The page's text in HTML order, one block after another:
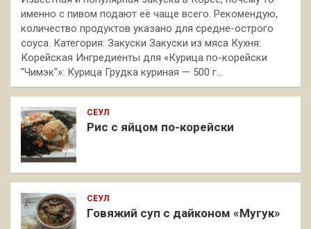
именно с пивом подают её чаще всего. Рекомендую,
количество продуктов указано для средне-острого
соуса. Категория: Закуски Закуски из мяса Кухня:
Корейская Ингредиенты для «Курица по-корейски
"Чимэк"»: Курица Грудка куриная — 500 г…
СЕУЛ
Рис с яйцом по-корейски
СЕУЛ
Говяжий суп с дайконом «Мугук»